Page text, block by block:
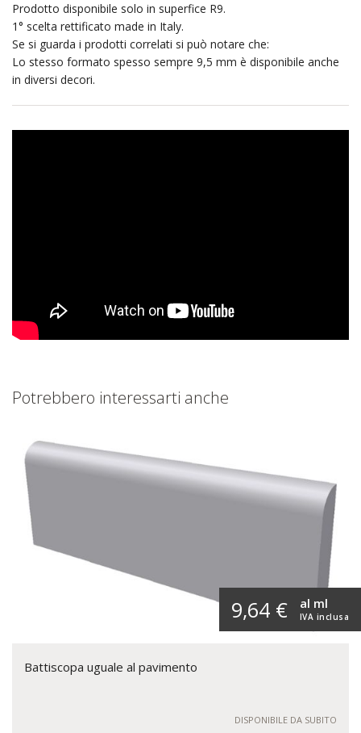
Prodotto disponibile solo in superfice R9.
1° scelta rettificato made in Italy.
Se si guarda i prodotti correlati si può notare che:
Lo stesso formato spesso sempre 9,5 mm è disponibile anche
in diversi decori.
Potrebbero interessarti anche
9,64 € IVA inclusa
al ml
Battiscopa uguale al pavimento
DISPONIBILE DA SUBITO